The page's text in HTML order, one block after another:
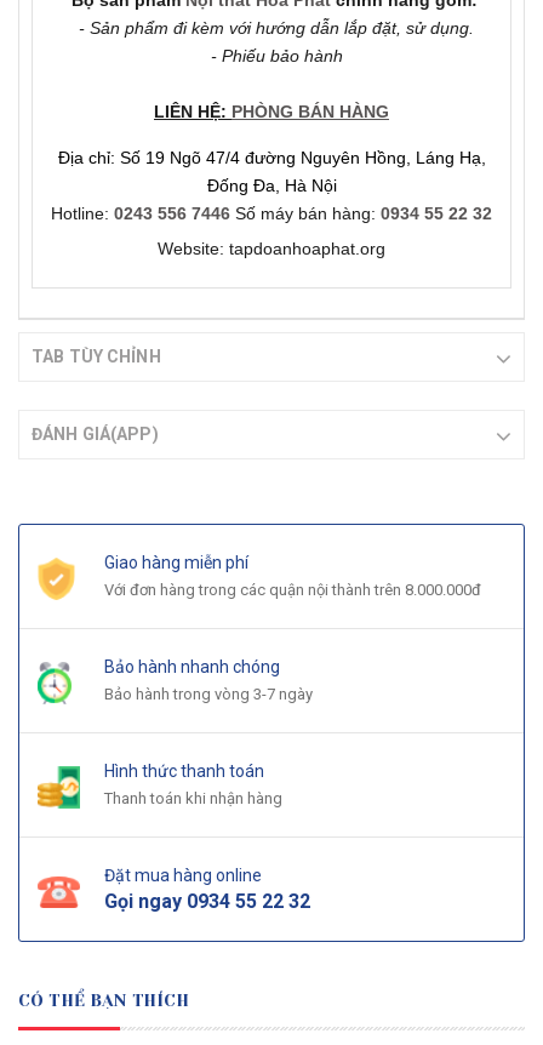
- Sản phẩm đi kèm với hướng dẫn lắp đặt, sử dụng.
- Phiếu bảo hành
LIÊN HỆ: PHÒNG BÁN HÀNG
Địa chỉ: Số 19 Ngõ 47/4 đường Nguyên Hồng, Láng Hạ,
Đống Đa, Hà Nội
Hotline: 0243 556 7446 Số máy bán hàng: 0934 55 22 32
Website: tapdoanhoaphat.org
TAB TÙY CHỈNH
ĐÁNH GIÁ(APP)
Giao hàng miễn phí
Với đơn hàng trong các quận nội thành trên 8.000.000đ
Bảo hành nhanh chóng
Bảo hành trong vòng 3-7 ngày
Hình thức thanh toán
Thanh toán khi nhận hàng
Đặt mua hàng online
Gọi ngay 0934 55 22 32
CÓ THỂ BẠN THÍCH